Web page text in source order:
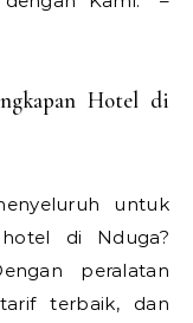
Hotel di
untuk
di Nduga?
peralatan
terbaik, dan